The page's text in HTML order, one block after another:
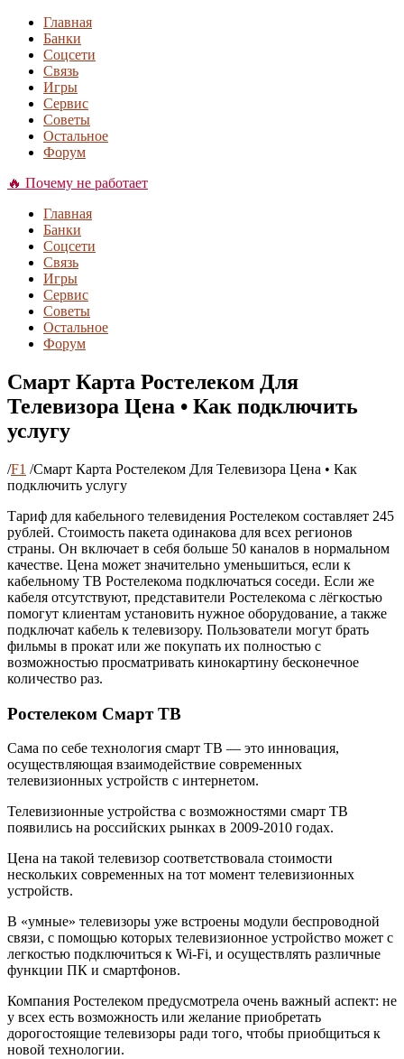
Главная
Банки
Соцсети
Связь
Игры
Сервис
Советы
Остальное
Форум
🔥 Почему не работает
Главная
Банки
Соцсети
Связь
Игры
Сервис
Советы
Остальное
Форум
Смарт Карта Ростелеком Для
Телевизора Цена • Как подключить
услугу
/F1 /Смарт Карта Ростелеком Для Телевизора Цена • Как
подключить услугу
Тариф для кабельного телевидения Ростелеком составляет 245
рублей. Стоимость пакета одинакова для всех регионов
страны. Он включает в себя больше 50 каналов в нормальном
качестве. Цена может значительно уменьшиться, если к
кабельному ТВ Ростелекома подключаться соседи. Если же
кабеля отсутствуют, представители Ростелекома с лёгкостью
помогут клиентам установить нужное оборудование, а также
подключат кабель к телевизору. Пользователи могут брать
фильмы в прокат или же покупать их полностью с
возможностью просматривать кинокартину бесконечное
количество раз.
Ростелеком Смарт ТВ
Сама по себе технология смарт ТВ — это инновация,
осуществляющая взаимодействие современных
телевизионных устройств с интернетом.
Телевизионные устройства с возможностями смарт ТВ
появились на российских рынках в 2009-2010 годах.
Цена на такой телевизор соответствовала стоимости
нескольких современных на тот момент телевизионных
устройств.
В «умные» телевизоры уже встроены модули беспроводной
связи, с помощью которых телевизионное устройство может с
легкостью подключиться к Wi-Fi, и осуществлять различные
функции ПК и смартфонов.
Компания Ростелеком предусмотрела очень важный аспект: не
у всех есть возможность или желание приобретать
дорогостоящие телевизоры ради того, чтобы приобщиться к
новой технологии.